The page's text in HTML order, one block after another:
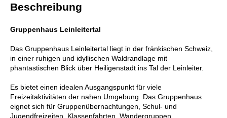
Beschreibung
Gruppenhaus Leinleitertal
Das Gruppenhaus Leinleitertal liegt in der fränkischen Schweiz,
in einer ruhigen und idyllischen Waldrandlage mit
phantastischen Blick über Heiligenstadt ins Tal der Leinleiter.
Es bietet einen idealen Ausgangspunkt für viele
Freizeitaktivitäten der nahen Umgebung. Das Gruppenhaus
eignet sich für Gruppenübernachtungen, Schul- und
Jugendfreizeiten, Klassenfahrten, Wandergruppen,